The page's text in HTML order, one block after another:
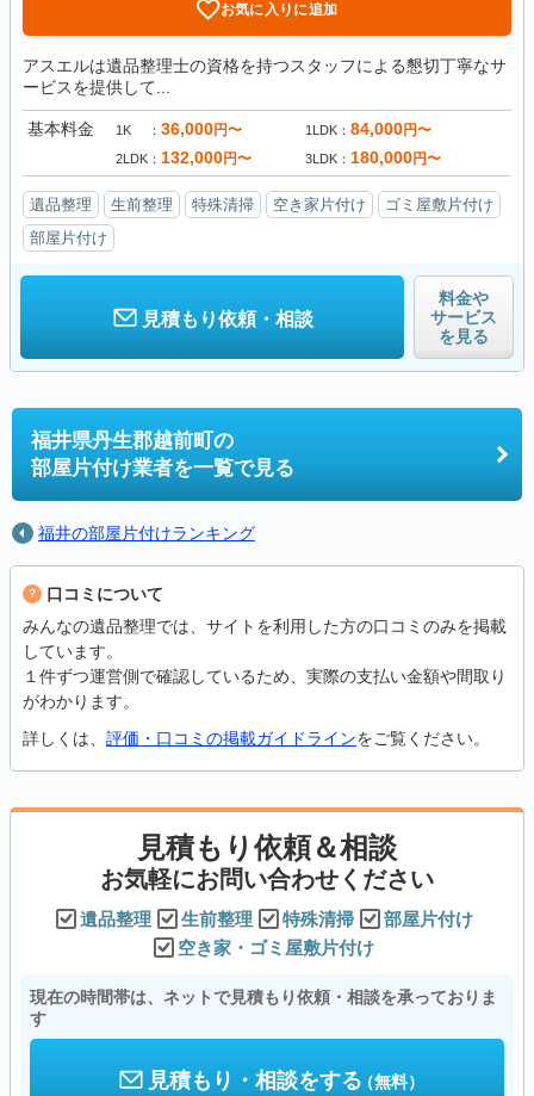
お気に入りに追加
アスエルは遺品整理士の資格を持つスタッフによる懇切丁寧なサ
ービスを提供して...
基本料金 1K 36,000円〜 1LDK 84,000円〜
2LDK 132,000円〜 3LDK 180,000円〜
遺品整理 生前整理 特殊清掃 空き家片付け
ゴミ屋敷片付け
部屋片付け
見積もり依頼・相談
料金や
サービス
を見る
福井県丹生郡越前町の
部屋片付け業者を一覧で見る
福井の部屋片付けランキング
口コミについて
みんなの遺品整理では、サイトを利用した方の口コミのみを掲載
しています。
１件ずつ運営側で確認しているため、実際の支払い金額や間取り
がわかります。
詳しくは、 評価・口コミの掲載ガイドラインをご覧ください。
見積もり依頼＆相談
お気軽にお問い合わせください
遺品整理 生前整理 特殊清掃
部屋片付け
空き家・ゴミ屋敷片付け
現在の時間帯は、ネットで見積もり依頼・相談を承っておりま
す
見積もり・相談をする（無料）